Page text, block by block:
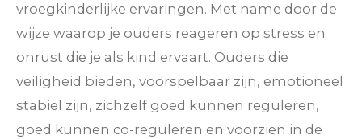
vroegkinderlijke ervaringen. Met name door de
wijze waarop je ouders reageren op stress en
onrust die je als kind ervaart. Ouders die
veiligheid bieden, voorspelbaar zijn, emotioneel
stabiel zijn, zichzelf goed kunnen reguleren,
goed kunnen co-reguleren en voorzien in de